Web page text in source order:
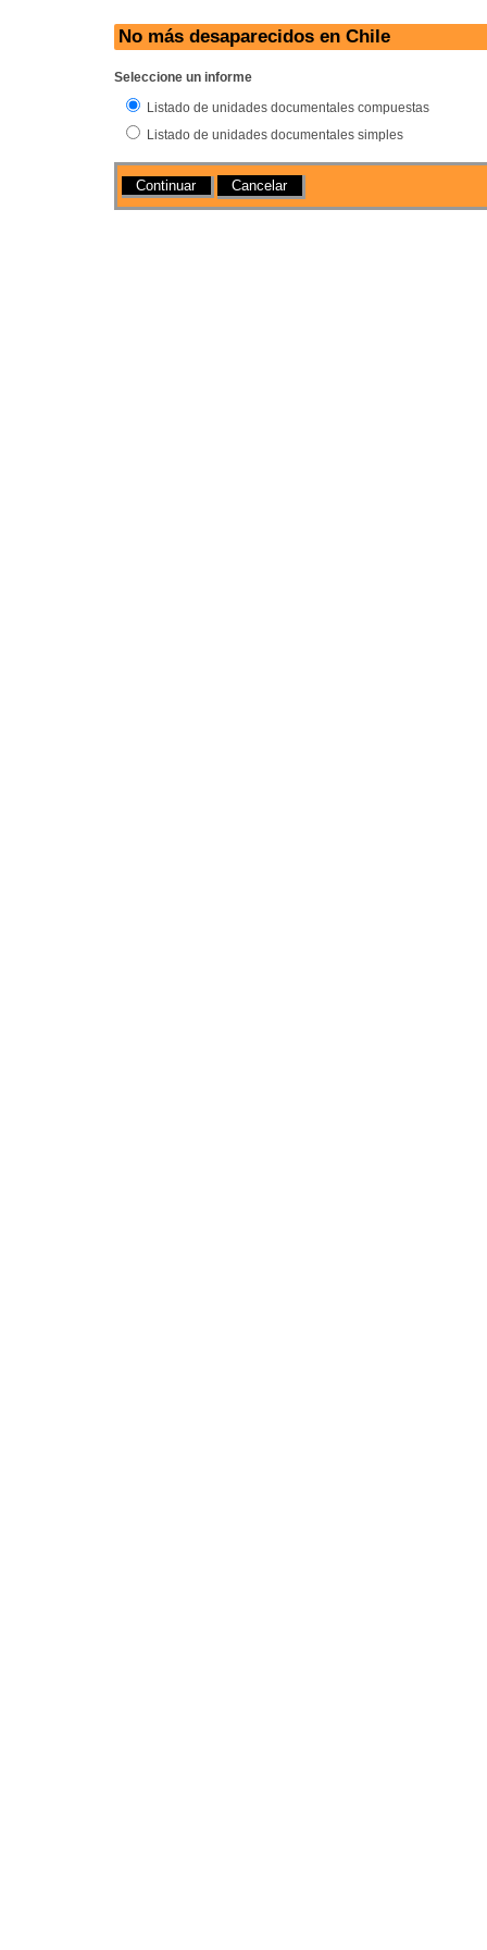
No más desaparecidos en Chile
Seleccione un informe
Listado de unidades documentales compuestas
Listado de unidades documentales simples
Acciones Cancelar